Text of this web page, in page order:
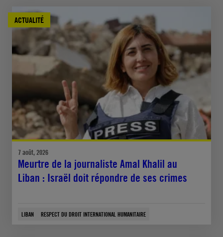
ACTUALITÉ
7 août, 2026
Meurtre de la journaliste Amal Khalil au
Liban : Israël doit répondre de ses crimes
LIBAN RESPECT DU DROIT INTERNATIONAL HUMANITAIRE